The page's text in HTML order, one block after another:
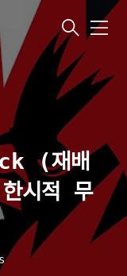
메
(재배
시적 무